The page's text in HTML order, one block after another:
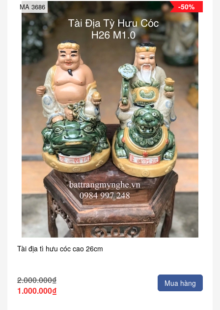
-50%
MA 3686
Tài địa tì hưu cóc cao 26cm
2.000.000₫
1.000.000₫
Mua hàng